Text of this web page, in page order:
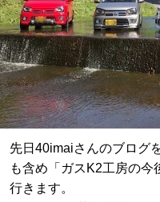
先日40imaiさんのブログ
も含め「ガスK2工房の今
行きます。